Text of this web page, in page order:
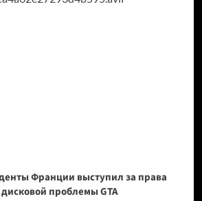
Франции выступил за права
проблемы GTA